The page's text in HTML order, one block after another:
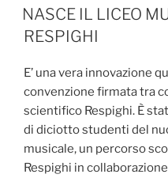
IL
NASCE IL LICEO
RESPIGHI
E’ una vera innovazione
convenzione firmata tra
scientifico Respighi. È
di diciotto studenti del
musicale, un percorso
Respighi in